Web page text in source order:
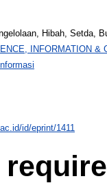
Hibah, Setda,
INFORMATION &
id/eprint/1411